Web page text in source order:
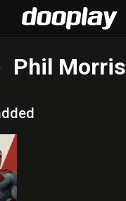
Phil Morris